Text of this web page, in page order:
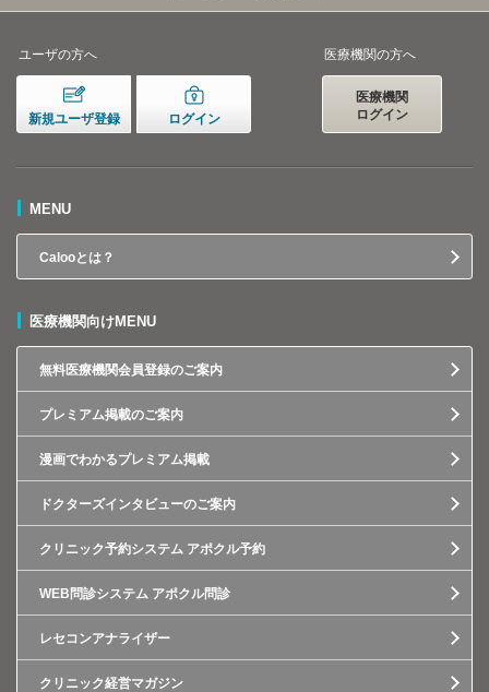
ユーザの方へ
新規ユーザ登録 ログイン
医療機関の方へ
医療機関
ログイン
MENU
Calooとは？
医療機関向けMENU
無料医療機関会員登録のご案内
プレミアム掲載のご案内
漫画でわかるプレミアム掲載
ドクターズインタビューのご案内
クリニック予約システム アポクル予約
WEB問診システム アポクル問診
レセコンアナライザー
クリニック経営マガジン